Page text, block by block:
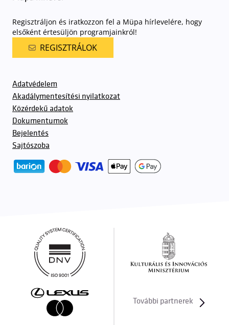
Regisztráljon és iratkozzon fel a Müpa hírlevelére, hogy
elsőként értesüljön programjainkról!
REGISZTRÁLOK
Adatvédelem
Akadálymentesítési nyilatkozat
Közérdekű adatok
Dokumentumok
Bejelentés
Sajtószoba
További partnerek